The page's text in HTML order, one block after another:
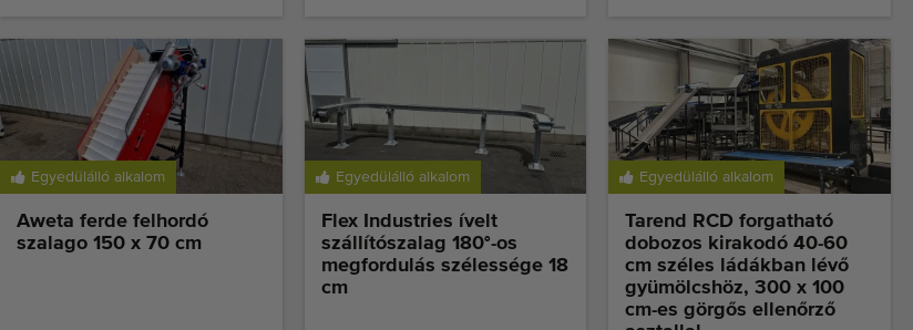
Egyedülálló alkalom
Aweta ferde felhordó
szalago 150 x 70 cm
Egyedülálló alkalom
Flex Industries ívelt
szállítószalag 180°-os
megfordulás szélessége 18
cm
Egyedülálló alkalom
Tarend RCD forgatható
dobozos kirakodó 40-60
cm széles ládákban lévő
gyümölcshöz, 300 x 100
cm-es görgős ellenőrző